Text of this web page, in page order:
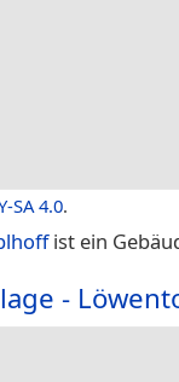
SA 4.0.
ist ein
-